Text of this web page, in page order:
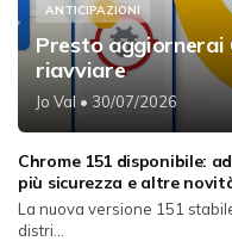
ANTICIPAZIONI
Presto aggiornerai
riavviare
Jo Val • 30/07/2026
Chrome 151 disponibile:
più sicurezza e altre
La nuova versione 151
distri...